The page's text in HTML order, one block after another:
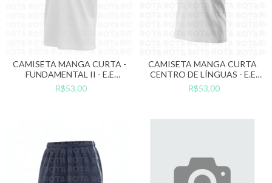
CAMISETA MANGA CURTA -
FUNDAMENTAL II - E.E
ARQUIMÍNIO MARQUES DA
SILVA
R$53,00
CAMISETA MANGA CURTA
CENTRO DE LÍNGUAS - E.E
ANTONIO PADILHA
R$53,00